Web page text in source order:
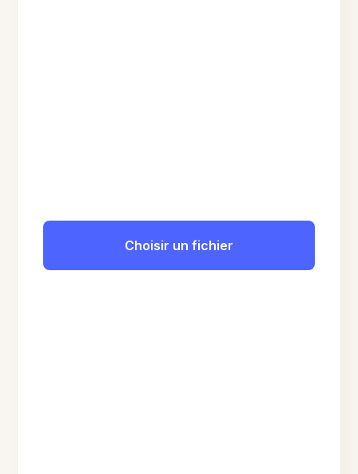
Choisir un fichier